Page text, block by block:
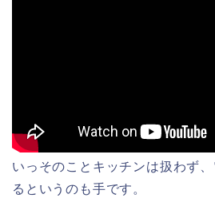
いっそのことキッチンは扱わず
るというのも手です。